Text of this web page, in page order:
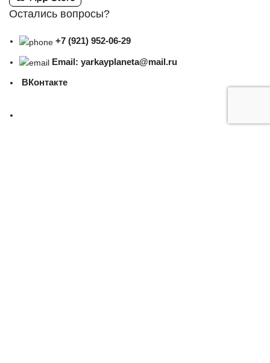
Остались вопросы?
+7 (921) 952-06-29
Email: yarkayplaneta@mail.ru
ВКонтакте